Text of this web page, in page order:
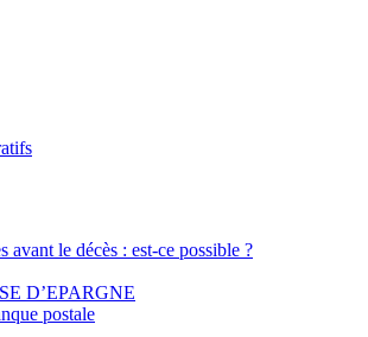
avant le décès : est-ce possible ?
D’EPARGNE
postale